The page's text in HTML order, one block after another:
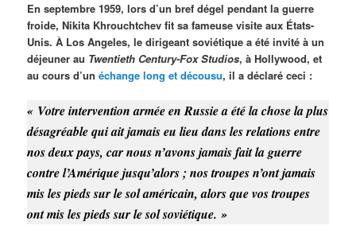
En septembre 1959, lors d’un bref dégel pendant la guerre
froide, Nikita Khrouchtchev fit sa fameuse visite aux États-
Unis. À Los Angeles, le dirigeant soviétique a été invité à un
déjeuner au Twentieth Century-Fox Studios, à Hollywood, et
au cours d’unéchange long et décousu, il a déclaré ceci :
« Votre intervention armée en Russie a été la chose la plus
désagréable qui ait jamais eu lieu dans les relations entre
nos deux pays, car nous n’avons jamais fait la guerre
contre l’Amérique jusqu’alors ; nos troupes n’ont jamais
mis les pieds sur le sol américain, alors que vos troupes
ont mis les pieds sur le sol soviétique. »